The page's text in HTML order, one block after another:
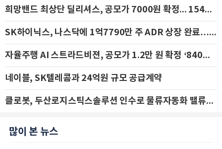
희망밴드 최상단 딜리셔스, 공모가 7000원 확정... 154억 규모 IPO 돌입
SK하이닉스, 나스닥에 1억7790만 주 ADR 상장 완료…29일 국내 추가 상장
자율주행 AI 스트라드비젼, 공모가 1.2만 원 확정 ‘840억 수혈’
네이블, SK텔레콤과 24억원 규모 공급계약
클로봇, 두산로지스틱스솔루션 인수로 물류자동화 밸류체인 확장 추진 - IBK투자증권
많이 본 뉴스